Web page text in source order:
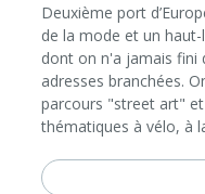
Deuxième port
de la mode et un
dont on n'a jamais fini
adresses branchées.
parcours "street art"
thématiques à vélo, à